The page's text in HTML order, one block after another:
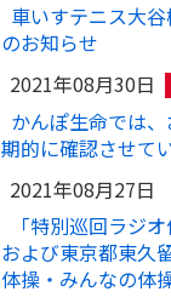
車いすテニス大
のお知らせ
2021年08月30日
かんぽ生命では
期的に確認させて
2021年08月27日
「特別巡回ラジ
および東京都東久
体操・みんなの体